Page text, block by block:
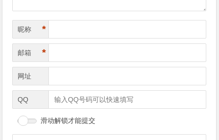
昵称 *
邮箱 *
网址
QQ
滑动解锁才能提交